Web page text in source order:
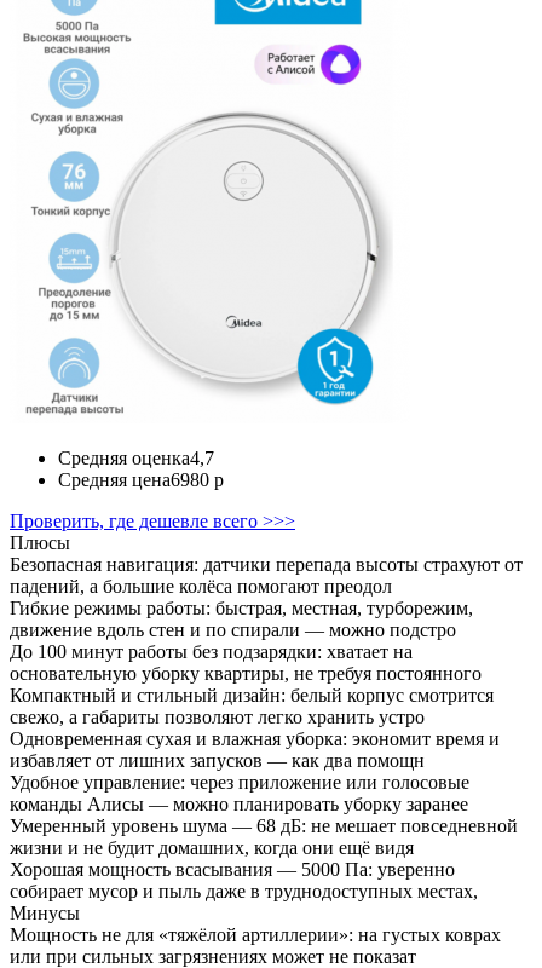
Средняя оценка4,7
Средняя цена6980 р
Проверить, где дешевле всего >>>
Плюсы
Безопасная навигация: датчики перепада высоты страхуют от
падений, а большие колёса помогают преодол
Гибкие режимы работы: быстрая, местная, турборежим,
движение вдоль стен и по спирали — можно подстро
До 100 минут работы без подзарядки: хватает на
основательную уборку квартиры, не требуя постоянного
Компактный и стильный дизайн: белый корпус смотрится
свежо, а габариты позволяют легко хранить устро
Одновременная сухая и влажная уборка: экономит время и
избавляет от лишних запусков — как два помощн
Удобное управление: через приложение или голосовые
команды Алисы — можно планировать уборку заранее
Умеренный уровень шума — 68 дБ: не мешает повседневной
жизни и не будит домашних, когда они ещё видя
Хорошая мощность всасывания — 5000 Па: уверенно
собирает мусор и пыль даже в труднодоступных местах,
Минусы
Мощность не для «тяжёлой артиллерии»: на густых коврах
или при сильных загрязнениях может не показат